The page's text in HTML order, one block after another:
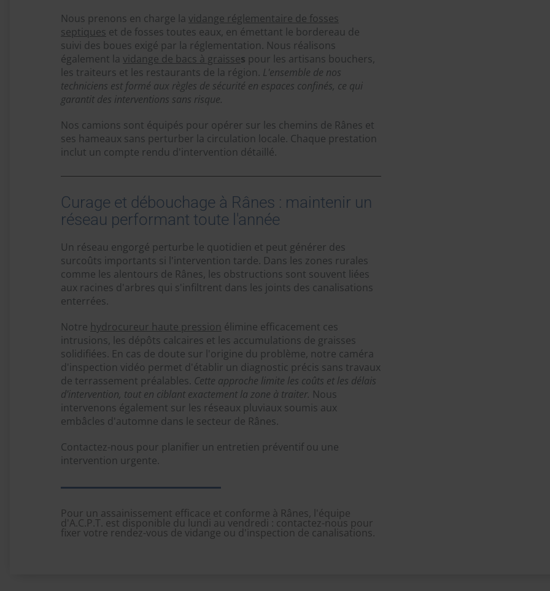
Nous prenons en charge la vidange réglementaire de fosses
septiques et de fosses toutes eaux, en émettant le bordereau de
suivi des boues exigé par la réglementation. Nous réalisons
également la vidange de bacs à graisses pour les artisans bouchers,
les traiteurs et les restaurants de la région. L'ensemble de nos
techniciens est formé aux règles de sécurité en espaces confinés, ce qui
garantit des interventions sans risque.
Nos camions sont équipés pour opérer sur les chemins de Rânes et
ses hameaux sans perturber la circulation locale. Chaque prestation
inclut un compte rendu d'intervention détaillé.
Curage et débouchage à Rânes : maintenir un
réseau performant toute l'année
Un réseau engorgé perturbe le quotidien et peut générer des
surcoûts importants si l'intervention tarde. Dans les zones rurales
comme les alentours de Rânes, les obstructions sont souvent liées
aux racines d'arbres qui s'infiltrent dans les joints des canalisations
enterrées.
Notre hydrocureur haute pression élimine efficacement ces
intrusions, les dépôts calcaires et les accumulations de graisses
solidifiées. En cas de doute sur l'origine du problème, notre caméra
d'inspection vidéo permet d'établir un diagnostic précis sans travaux
de terrassement préalables. Cette approche limite les coûts et les délais
d'intervention, tout en ciblant exactement la zone à traiter. Nous
intervenons également sur les réseaux pluviaux soumis aux
embâcles d'automne dans le secteur de Rânes.
Contactez-nous pour planifier un entretien préventif ou une
intervention urgente.
Pour un assainissement efficace et conforme à Rânes, l'équipe
d'A.C.P.T. est disponible du lundi au vendredi : contactez-nous pour
fixer votre rendez-vous de vidange ou d'inspection de canalisations.